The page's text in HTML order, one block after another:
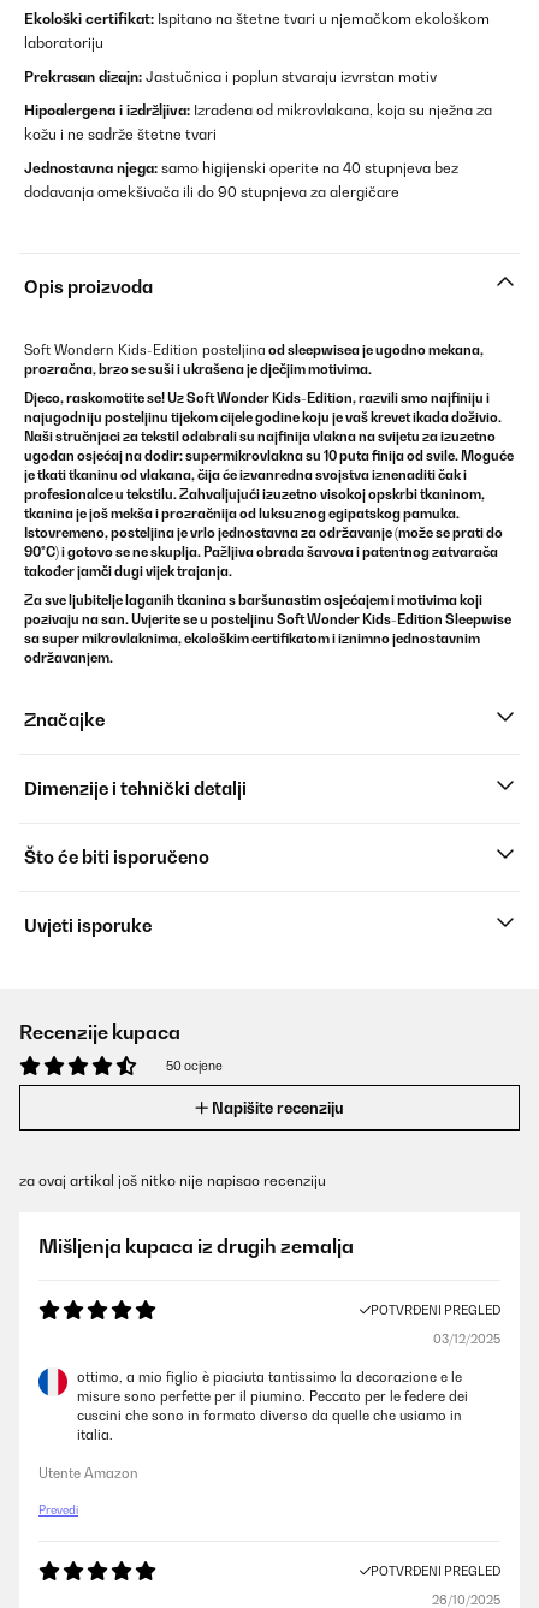
Ekološki certifikat: Ispitano na štetne tvari u njemačkom ekološkom
laboratoriju
Prekrasan dizajn: Jastučnica i poplun stvaraju izvrstan motiv
Hipoalergena i izdržljiva: Izrađena od mikrovlakana, koja su nježna za
kožu i ne sadrže štetne tvari
Jednostavna njega: samo higijenski operite na 40 stupnjeva bez
dodavanja omekšivača ili do 90 stupnjeva za alergičare
Opis proizvoda
Soft Wondern Kids-Edition posteljina od sleepwiseaje ugodno mekana,
prozračna, brzo se suši i ukrašena je dječjim motivima.
Djeco, raskomotite se! Uz Soft Wonder Kids-Edition, razvili smo najfiniju i
najugodniju posteljinu tijekom cijele godine koju je vaš krevet ikada doživio.
Naši stručnjaci za tekstil odabrali su najfinija vlakna na svijetu za izuzetno
ugodan osjećaj na dodir: supermikrovlakna su 10 puta finija od svile. Moguće
je tkati tkaninu od vlakana, čija će izvanredna svojstva iznenaditi čak i
profesionalce u tekstilu. Zahvaljujući izuzetno visokoj opskrbi tkaninom,
tkanina je još mekša i prozračnija od luksuznog egipatskog pamuka.
Istovremeno, posteljina je vrlo jednostavna za održavanje (može se prati do
90°C) i gotovo se ne skuplja. Pažljiva obrada šavova i patentnog zatvarača
također jamči dugi vijek trajanja.
Za sve ljubitelje laganih tkanina s baršunastim osjećajem i motivima koji
pozivaju na san. Uvjerite se u posteljinu Soft Wonder Kids-Edition Sleepwise
sa super mikrovlaknima, ekološkim certifikatom i iznimno jednostavnim
održavanjem.
Značajke
Dimenzije i tehnički detalji
Što će biti isporučeno
Uvjeti isporuke
Recenzije kupaca
50 ocjene
Napišite recenziju
za ovaj artikal još nitko nije napisao recenziju
Mišljenja kupaca iz drugih zemalja
POTVRĐENI PREGLED
03/12/2025
ottimo, a mio figlio è piaciuta tantissimo la decorazione e le
misure sono perfette per il piumino. Peccato per le federe dei
cuscini che sono in formato diverso da quelle che usiamo in
italia.
Utente Amazon
Prevedi
POTVRĐENI PREGLED
26/10/2025